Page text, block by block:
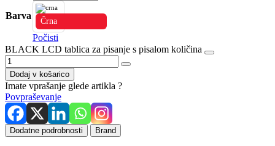
Barva
Črna
Počisti
BLACK LCD tablica za pisanje s pisalom količina
Dodaj v košarico
Imate vprašanje glede artikla ?
Povpraševanje
Dodatne podrobnosti Brand